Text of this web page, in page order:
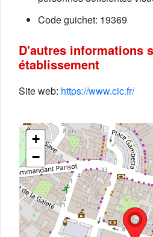
Code guichet: 19369
D'autres informations
établissement
Site web: https://www.cic.fr/
+
−